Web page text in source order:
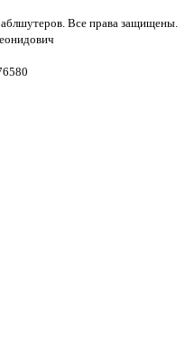
Все права защищены.